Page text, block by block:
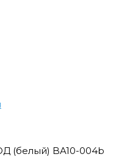
(белый) BA10-004b